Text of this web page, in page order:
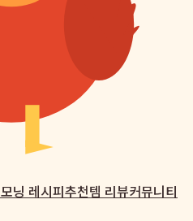
모닝 레시피추천템 리뷰커뮤니티